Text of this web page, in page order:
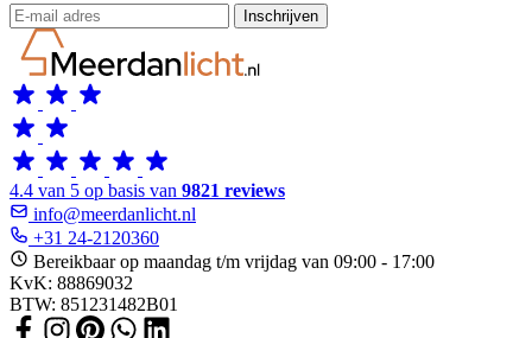
Inschrijven
4.4 van 5 op basis van 9821 reviews
info@meerdanlicht.nl
+31 24-2120360
Bereikbaar op maandag t/m vrijdag van 09:00 - 17:00
KvK: 88869032
BTW: 851231482B01